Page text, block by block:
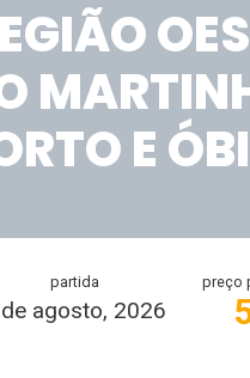
E
partida
agosto, 2026
preço